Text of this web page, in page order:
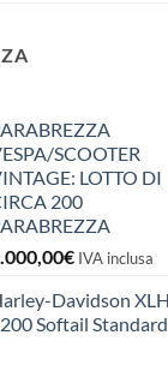
SCOOTER
LOTTO DI
200
€ IVA inclusa
Davidson XLH
Softail Standard